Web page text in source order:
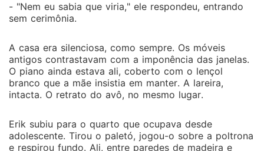
- "Nem eu sabia que viria," ele respondeu, entrando
sem cerimônia.
A casa era silenciosa, como sempre. Os móveis
antigos contrastavam com a imponência das janelas.
O piano ainda estava ali, coberto com o lençol
branco que a mãe insistia em manter. A lareira,
intacta. O retrato do avô, no mesmo lugar.
Erik subiu para o quarto que ocupava desde
adolescente. Tirou o paletó, jogou-o sobre a poltrona
e respirou fundo. Ali, entre paredes de madeira e